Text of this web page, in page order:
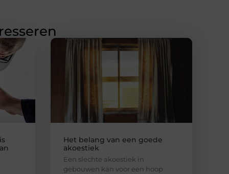
Het belang van een goede
akoestiek
Een slechte akoestiek in
gebouwen kan voor een hoop